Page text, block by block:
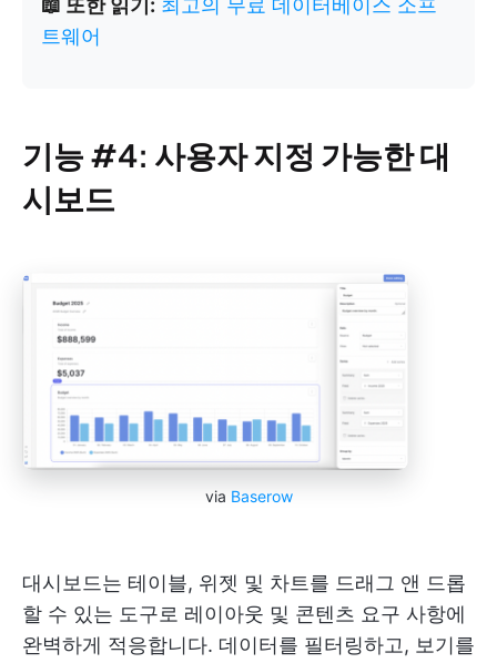
📖 또한 읽기: 최고의 무료 데이터베이스 소프
트웨어
기능 #4: 사용자 지정 가능한 대
시보드
via Baserow
대시보드는 테이블, 위젯 및 차트를 드래그 앤 드롭
할 수 있는 도구로 레이아웃 및 콘텐츠 요구 사항에
완벽하게 적응합니다. 데이터를 필터링하고, 보기를